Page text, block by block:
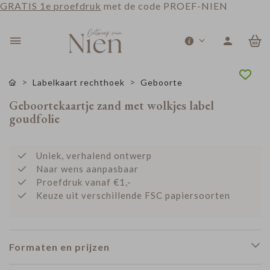
GRATIS 1e proefdruk met de code PROEF-NIEN
Labelkaart rechthoek Geboorte
Geboortekaartje zand met wolkjes label
goudfolie
Uniek, verhalend ontwerp
Naar wens aanpasbaar
Proefdruk vanaf €1,-
Keuze uit verschillende FSC papiersoorten
Formaten en prijzen